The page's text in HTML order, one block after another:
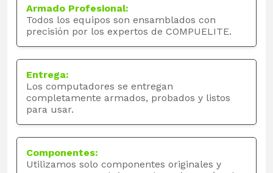
Armado Profesional:
Todos los equipos son ensamblados con
precisión por los expertos de COMPUELITE.
Entrega:
Los computadores se entregan
completamente armados, probados y listos
para usar.
Componentes:
Utilizamos solo componentes originales y